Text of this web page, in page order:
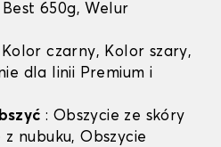
650g, Welur
Kolor czarny, Kolor szary,
dla linii Premium i
: Obszycie ze skóry
nubuku, Obszycie